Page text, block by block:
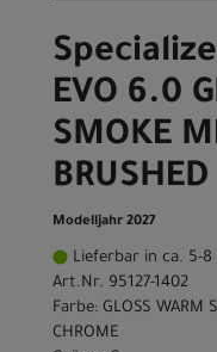
EVO 6.0
SMOKE
Modelljahr 2027
Lieferbar in ca. 5-8
Art.Nr. 95127-1402
Farbe: GLOSS WARM
CHROME